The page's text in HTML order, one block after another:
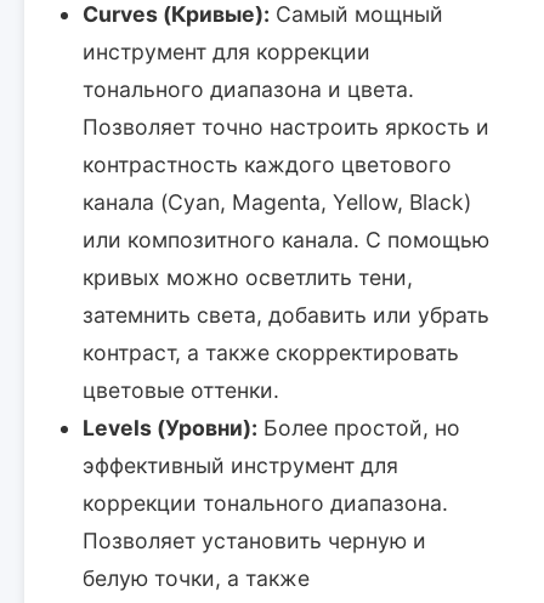
Curves (Кривые): Самый мощный
инструмент для коррекции
тонального диапазона и цвета.
Позволяет точно настроить яркость и
контрастность каждого цветового
канала (Cyan, Magenta, Yellow, Black)
или композитного канала. С помощью
кривых можно осветлить тени,
затемнить света, добавить или убрать
контраст, а также скорректировать
цветовые оттенки.
Levels (Уровни): Более простой, но
эффективный инструмент для
коррекции тонального диапазона.
Позволяет установить черную и
белую точки, а также